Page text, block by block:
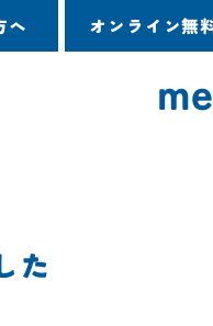
へ オンライン無
た